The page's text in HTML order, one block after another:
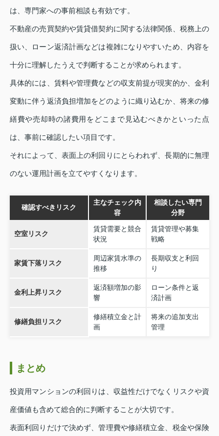
は、専門家への事前相談も有効です。
不動産の売買契約や賃貸借契約に関する法律関係、税務上の
扱い、ローン返済計画などは複雑になりやすいため、内容を
十分に理解したうえで判断することが求められます。
具体的には、賃料や管理費などの収支前提が現実的か、金利
変動に伴う返済負担増加をどのように織り込むか、将来の修
繕費や売却時の諸費用をどこまで見込むべきかといった点
は、事前に確認したい項目です。
それによって、表面上の利回りにとらわれず、長期的に無理
のない運用計画を立てやすくなります。
確認すべきリスク
主なチェック内
容
相談したい専門
分野
空室リスク
賃貸需要と競合
状況
賃貸管理や募集
戦略
家賃下落リスク
周辺家賃水準の
推移
長期収支と利回
り
金利上昇リスク
返済額増加の影
響
ローン条件と返
済計画
修繕負担リスク
修繕積立金と計
画
将来の追加支出
管理
まとめ
投資用マンションの利回りは、収益性だけでなくリスクや資
産価値も含めて総合的に判断することが大切です。
表面利回りだけで決めず、管理費や修繕積立金、税金や保険